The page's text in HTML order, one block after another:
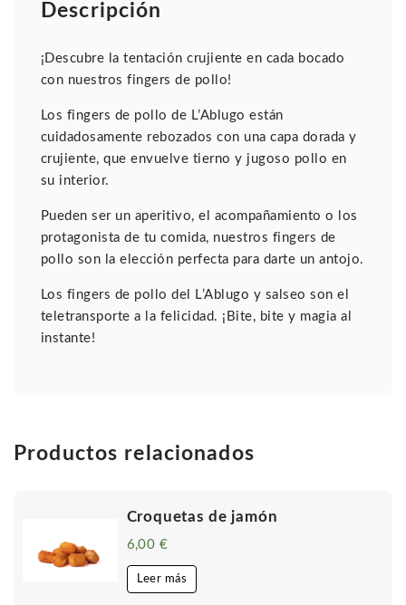
Descripción
¡Descubre la tentación crujiente en cada bocado
con nuestros fingers de pollo!
Los fingers de pollo de L’Ablugo están
cuidadosamente rebozados con una capa dorada y
crujiente, que envuelve tierno y jugoso pollo en
su interior.
Pueden ser un aperitivo, el acompañamiento o los
protagonista de tu comida, nuestros fingers de
pollo son la elección perfecta para darte un antojo.
Los fingers de pollo del L’Ablugo y salseo son el
teletransporte a la felicidad. ¡Bite, bite y magia al
instante!
Productos relacionados
Croquetas de jamón
6,00 €
Leer más